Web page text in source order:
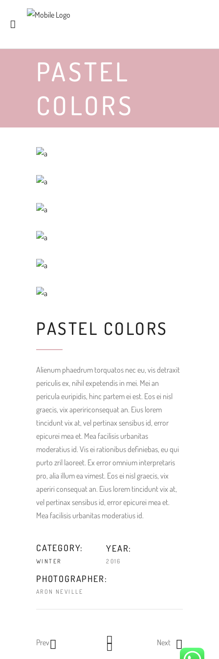
PASTEL
COLORS
PASTEL COLORS
Alienum phaedrum torquatos nec eu, vis detraxit
periculis ex, nihil expetendis in mei. Mei an
pericula euripidis, hinc partem ei est. Eos ei nisl
graecis, vix apeririconsequat an. Eius lorem
tincidunt vix at, vel pertinax sensibus id, error
epicurei mea et. Mea facilisis urbanitas
moderatius id. Vis ei rationibus definiebas, eu qui
purto zril laoreet. Ex error omnium interpretaris
pro, alia illum ea vimest. Eos ei nisl graecis, vix
aperiri consequat an. Eius lorem tincidunt vix at,
vel pertinax sensibus id, error epicurei mea et.
Mea facilisis urbanitas moderatius id.
CATEGORY:
WINTER
YEAR:
2016
PHOTOGRAPHER:
ARON NEVILLE
Prev Next